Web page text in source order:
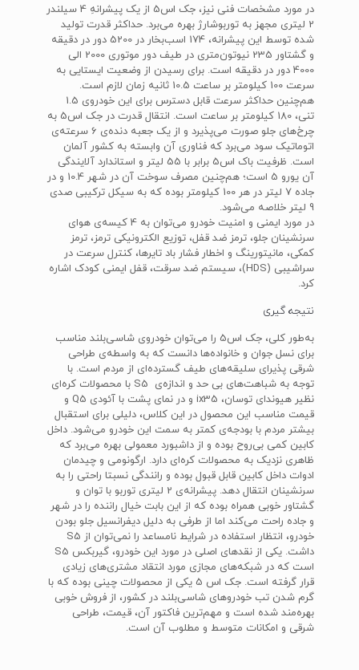
در مورد مشخصات فنی نیز، جک اس5 از یک پیشرانه‌ِ 4 سیلندر
2 لیتری مجهز به توربوشارژ بهره می‌برد. حداکثر قدرت تولید
شده توسط این پیشرانه، 174 اسب‌بخار در 5200 دور در دقیقه
و گشتاور 235 نیوتون‌متری در طیف دور موتوری 2000 الی
4000 دور در دقیقه است. برای رسیدن از وضعیت ایستایی به
سرعت 100 کیلومتر بر ساعت 10.5 ثانیه زمان لازم است.
هم‌چنین حداکثر سرعت قابل دسترس برای این خودروی 1.5
تنی، 180 کیلومتر بر ساعت است. انتقال قدرت در جک اس5 به
چرخ‌های جلو صورت می‌پذیرد و از یک جعبه دنده‌ی 6 سرعته‌ی
اتوماتیک سود می‌برد که فناوری آن وابسته به کشور آلمان
است. ظرفیت باک اس5 برابر با 55 لیتر و استاندارد آلایندگی
آن یورو 5 است؛ هم‌چنین مصرف سوخت آن در شهر 10.4 و در
جاده 7 لیتر در هر 100 کیلومتر بوده که به سیکل ترکیبی صدی
9 لیتر خلاصه می‌شود.
در مورد ایمنی و امنیت خودرو می‌توان به 4 کیسه‌ی هوای
سرنشینان جلو، ترمز ضد قفل، توزیع الکترونیکی ترمز، ترمز
کمکی، مانیتورینگ و اخطار فشار باد تایرها، کنترل سرعت در
سراشیبی (HDS)، سیستم ضد سرقت، قفل ایمنی کودک اشاره
کرد.
نتیجه ‌گیری
به‌طور کلی، جک اس5 را می‌توان خودروی شاسی‌بلند مناسب
برای نسل جوان و خانواده‌ها دانست که به واسطه‌ی طراحی
شرقی پذیرای سلیقه‌های طیف گسترده‌ای از مردم است. با
توجه به شباهت‌های بی حد و اندازه‌ی S5 با محصولات کره‌ای
نظیر هیوندای توسان، ix35 و در نمای پشت با آئودی Q5 و
قیمت مناسب این محصول در این کلاس، دلیلی برای استقبال
بیشتر مردم با بودجه‌ی کمتر به سمت این خودرو می‌شود. داخل
کابین کمی بی‌روح بوده و از داشبورد معمولی بهره می‌برد که
ظاهری نزدیک به محصولات کره‌‌ای دارد. ارگونومی و چیدمان
ادوات داخل کابین قابل قبول بوده و رانندگی نسبتا راحتی را به
سرنشینان انتقال دهد. پیشرانه‌ی 2 لیتری توربو با توان و
گشتاور خوبی همراه بوده که از این بابت خیال راننده را در شهر
و جاده راحت می‌کند اما از طرفی به دلیل دیفرانسیل جلو بودن
خودرو، انتظار استفاده در شرایط نامساعد را نمی‌توان از S5
داشت. یکی از نقدهای اصلی در مورد این خودرو، گیربکس S5
است که در شبکه‌های مجازی مورد انتقاد مشتری‌های زیادی
قرار گرفته است. جک اس 5 یکی از محصولات چینی بوده که با
گرم شدن تب خودروهای شاسی‌بلند در کشور، از فروش خوبی
بهره‌مند شده است و مهم‌ترین فاکتور آن، قیمت، طراحی
شرقی و امکانات متوسط و مطلوب آن است.